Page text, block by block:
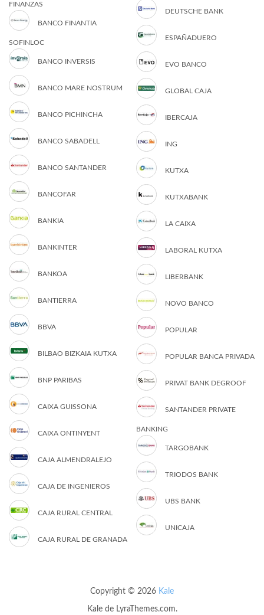
FINANZAS
BANCO FINANTIA
SOFINLOC
BANCO INVERSIS
BANCO MARE NOSTRUM
BANCO PICHINCHA
BANCO SABADELL
BANCO SANTANDER
BANCOFAR
BANKIA
BANKINTER
BANKOA
BANTIERRA
BBVA
BILBAO BIZKAIA KUTXA
BNP PARIBAS
CAIXA GUISSONA
CAIXA ONTINYENT
CAJA ALMENDRALEJO
CAJA DE INGENIEROS
CAJA RURAL CENTRAL
CAJA RURAL DE GRANADA
DEUTSCHE BANK
ESPAÑADUERO
EVO BANCO
GLOBAL CAJA
IBERCAJA
ING
KUTXA
KUTXABANK
LA CAIXA
LABORAL KUTXA
LIBERBANK
NOVO BANCO
POPULAR
POPULAR BANCA PRIVADA
PRIVAT BANK DEGROOF
SANTANDER PRIVATE
BANKING
TARGOBANK
TRIODOS BANK
UBS BANK
UNICAJA
Copyright © 2026 Kale
Kalede LyraThemes.com.